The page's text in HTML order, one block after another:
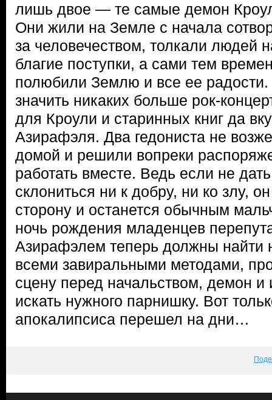
лишь двое — те самые демон
Они жили на Земле с начала
за человечеством, толкали людей
благие поступки, а сами тем
полюбили Землю и все ее радости.
значить никаких больше рок-
для Кроули и старинных книг да
Азирафэля. Два гедониста не
домой и решили вопреки
работать вместе. Ведь если не
склониться ни к добру, ни ко злу,
сторону и останется обычным
ночь рождения младенцев
Азирафэлем теперь должны найти
всеми завиральными методами,
сцену перед начальством, демон и
искать нужного парнишку. Вот
апокалипсиса перешел на дни…